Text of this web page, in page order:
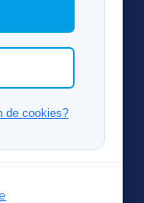
das
de cookies?